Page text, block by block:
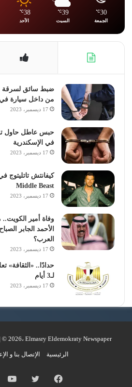
30
℃
الجمعة
39
℃
السبت
38
℃
الأحد
من داخل سيارة في
17 ديسمبر، 2023
في الإسكندرية
17 ديسمبر، 2023
كيفانتش تاتليتوج
Middle Beast
17 ديسمبر، 2023
وفاة أمير
الأحمد الجابر
العرب؟
17 ديسمبر، 2023
حدادًا.. «الثقافة»
لـ3 أيام
17 ديسمبر، 2023
| © 2026، Elmasry Eldemokraty Newspaper
الرئيسية الإتصال بنا و
فيسبوك تويتر